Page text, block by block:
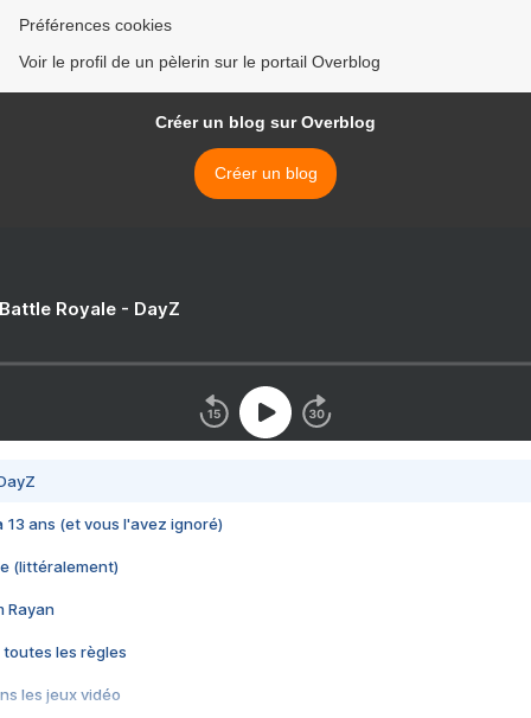
Préférences cookies
Voir le profil de un pèlerin sur le portail Overblog
Créer un blog sur Overblog
Créer un blog
Royale - DayZ
13 ans (et vous l'avez ignoré)
(littéralement)
Rayan
toutes les règles
les jeux vidéo